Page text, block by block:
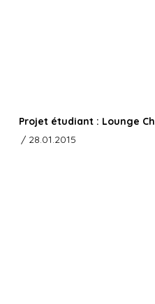
Projet étudiant : Lounge
/ 28.01.2015